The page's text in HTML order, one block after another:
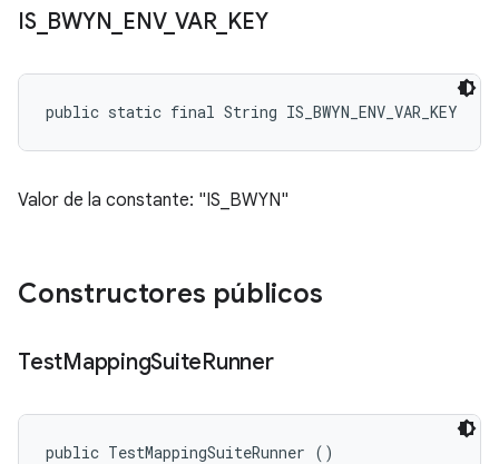
IS_ BWYN ENV_ VAR_ KEY
public static final String IS_BWYN_ENV_VAR_KEY
Valor de la constante: "IS_BWYN"
Constructores públicos
TestMappingSuiteRunner
public TestMappingSuiteRunner ()